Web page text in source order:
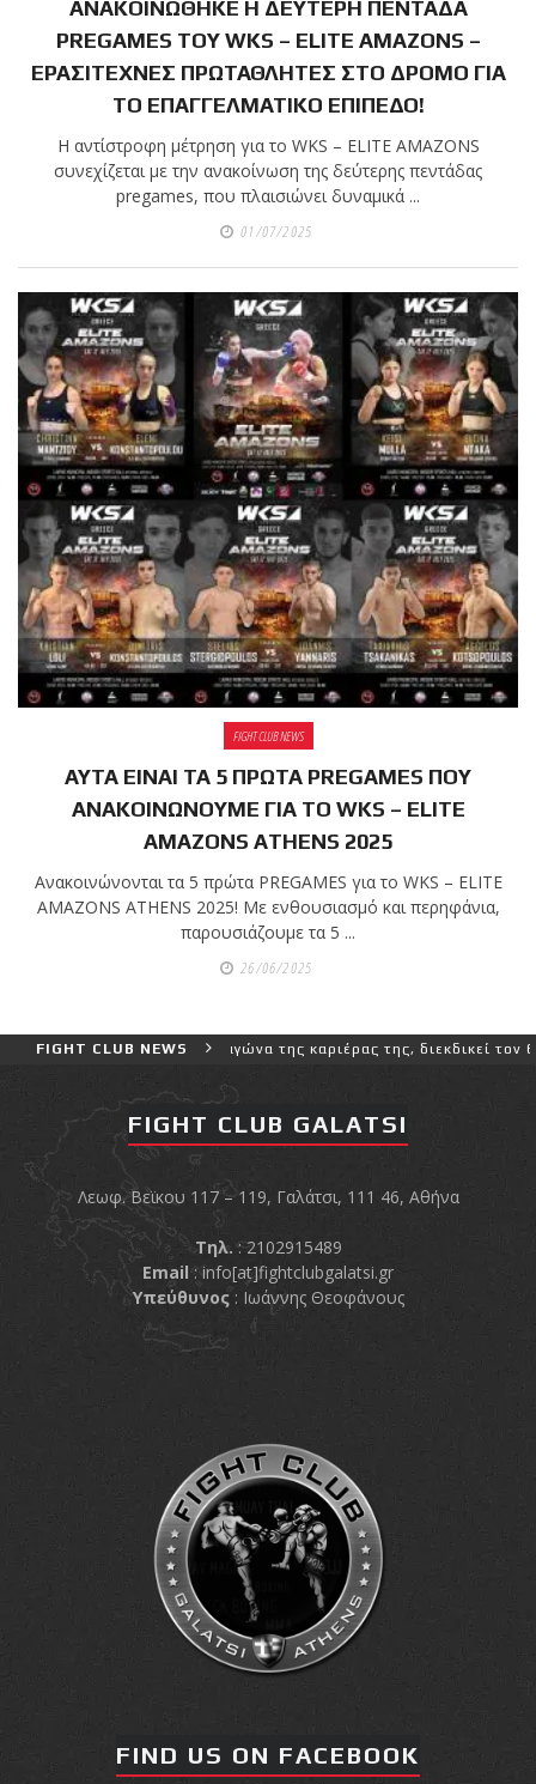
ΑΝΑΚΟΙΝΩΘΗΚΕ Η ΔΕΥΤΕΡΗ ΠΕΝΤΑΔΑ
PREGAMES ΤΟΥ WKS – ELITE AMAZONS –
ΕΡΑΣΙΤΕΧΝΕΣ ΠΡΩΤΑΘΛΗΤΕΣ ΣΤΟ ΔΡΟΜΟ ΓΙΑ
ΤΟ ΕΠΑΓΓΕΛΜΑΤΙΚΟ ΕΠΙΠΕΔΟ!
Η αντίστροφη μέτρηση για το WKS – ELITE AMAZONS
συνεχίζεται με την ανακοίνωση της δεύτερης πεντάδας
pregames, που πλαισιώνει δυναμικά ...
01/07/2025
FIGHT CLUB NEWS
ΑΥΤΑ ΕΙΝΑΙ ΤΑ 5 ΠΡΩΤΑ PREGAMES ΠΟΥ
ΑΝΑΚΟΙΝΩΝΟΥΜΕ ΓΙΑ ΤΟ WKS – ELITE
AMAZONS ATHENS 2025
Ανακοινώνονται τα 5 πρώτα PREGAMES για το WKS – ELITE
AMAZONS ATHENS 2025! Με ενθουσιασμό και περηφάνια,
παρουσιάζουμε τα 5 ...
26/06/2025
FIGHT CLUB NEWS
και πιο δύσκολο αγώνα της καριέρας της, διεκδικεί τον
FIGHT CLUB GALATSI
Λεωφ. Βεϊκου 117 – 119, Γαλάτσι, 111 46, Αθήνα
Τηλ. : 2102915489
Email :info[at]fightclubgalatsi.gr
Υπεύθυνος: Ιωάννης Θεοφάνους
FIND US ON FACEBOOK